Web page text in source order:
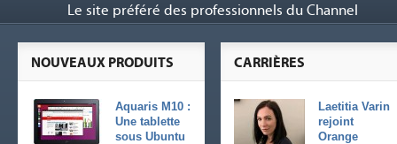
Le site préféré des professionnels du Channel
CARRIÈRES
Laetitia Varin
rejoint
Orange
NOUVEAUX PRODUITS
Aquaris M10 :
Une tablette
sous Ubuntu